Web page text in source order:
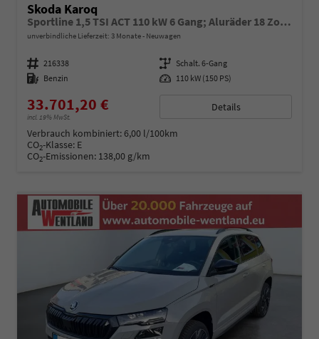
Skoda Karoq
Sportline 1,5 TSI ACT 110 kW 6 Gang; Aluräder 18 Zoll schwarz, Sonderfarbe Stahlgrau,Phone Box, Klimaauromatik,LED MATRIX, dynamische Blinkleuchten,Drive Mode Seledct, Kessy Full, Navigation, Sun Set,Rückkamera, PDC,LED , 4J. Grantie, Virt. Cockpit
unverbindliche Lieferzeit: 3 Monate Neuwagen
Fahrzeugnummer 216338 Getriebe Schalt. 6-Gang
Kraftstoff Benzin Leistung 110 kW (150 PS)
33.701,20 €
incl. 19% MwSt.
Details
Verbrauch kombiniert:6,00 l/100km
CO2-Klasse: E
CO2-Emissionen: 138,00 g/km